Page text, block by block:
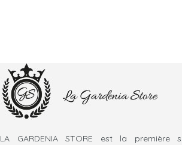
LA GARDENIA STORE est la première